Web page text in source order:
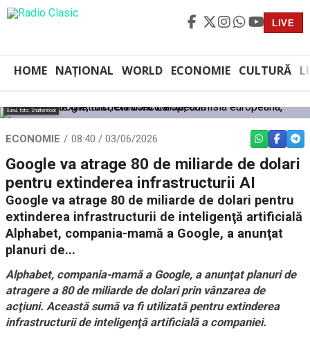
LIVE
HOME NAȚIONAL WORLD ECONOMIE CULTURĂ
Sursă foto: Shutterstock
ECONOMIE 08:40 / 03/06/2026 WHATSAPP
Google va atrage 80 de miliarde de dolari
pentru extinderea infrastructurii AI
Google va atrage 80 de miliarde de dolari pentru
extinderea infrastructurii de inteligenţă artificială
Alphabet, compania-mamă a Google, a anunţat
planuri de...
Alphabet, compania-mamă a Google, a anunţat planuri de
atragere a 80 de miliarde de dolari prin vânzarea de
acţiuni. Această sumă va fi utilizată pentru extinderea
infrastructurii de inteligenţă artificială a companiei.